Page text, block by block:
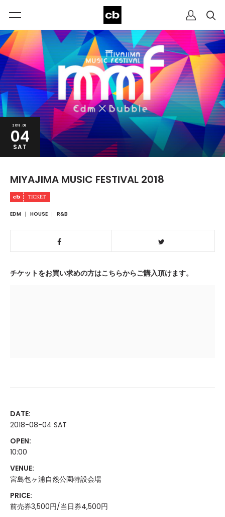
2018.08
04
SAT
MIYAJIMA MUSIC FESTIVAL 2018
EDM HOUSE R&B
チケットをお買い求めの方はこちらからご購入頂けます。
DATE:
2018-08-04 SAT
OPEN:
10:00
VENUE:
宮島包ヶ浦自然公園特設会場
PRICE:
前売券3,500円/当日券4,500円